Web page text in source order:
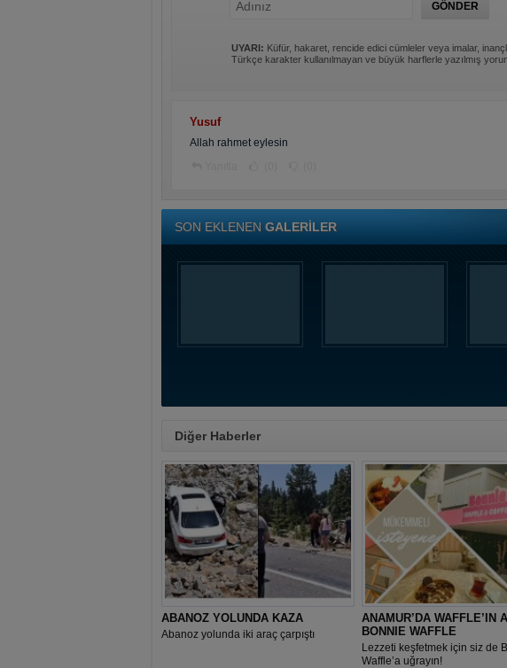
UYARI: Küfür, hakaret, rencide edici cümleler veya imalar,
Türkçe karakter kullanılmayan ve büyük harflerle yazılmış
Yusuf
Allah rahmet eylesin
SON EKLENEN GALERİLER
Diğer Haberler
ABANOZ YOLUNDA KAZA
Abanoz yolunda iki araç çarpıştı
ANAMUR’DA WAFFLE’IN
BONNIE WAFFLE
Lezzeti keşfetmek için siz de
Waffle’a uğrayın!